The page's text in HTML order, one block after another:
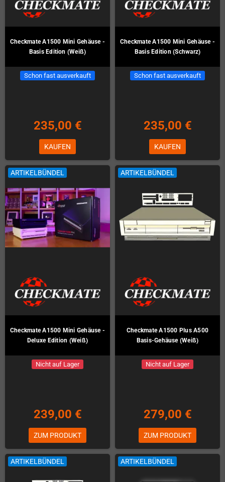
Checkmate A1500 Mini Gehäuse -
Basis Edition (Weiß)
Schon fast ausverkauft
235,00 €
KAUFEN
Checkmate A1500 Mini Gehäuse -
Basis Edition (Schwarz)
Schon fast ausverkauft
235,00 €
KAUFEN
ARTIKELBÜNDEL
Checkmate A1500 Mini Gehäuse -
Deluxe Edition (Weiß)
Nicht auf Lager
239,00 €
ZUM PRODUKT
ARTIKELBÜNDEL
Checkmate A1500 Plus A500
Basis-Gehäuse (Weiß)
Nicht auf Lager
279,00 €
ZUM PRODUKT
ARTIKELBÜNDEL ARTIKELBÜNDEL